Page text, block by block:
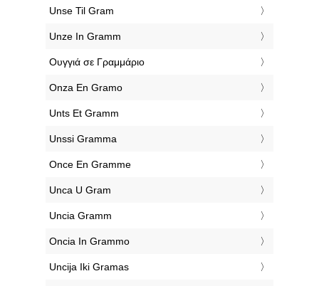
‎Unse Til Gram
‎Unze In Gramm
‎Ουγγιά σε Γραμμάριο
‎Onza En Gramo
‎Unts Et Gramm
‎Unssi Gramma
‎Once En Gramme
‎Unca U Gram
‎Uncia Gramm
‎Oncia In Grammo
‎Uncija Iki Gramas